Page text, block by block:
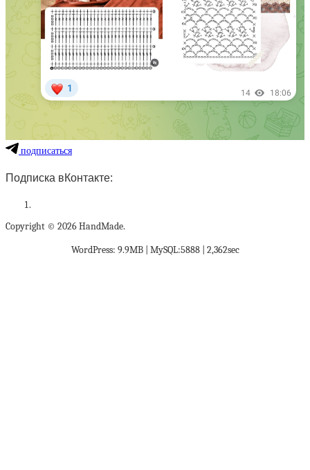
подписаться
Подписка вКонтакте:
Copyright © 2026 HandMade.
WordPress: 9.9MB | MySQL:5888 | 2,362sec